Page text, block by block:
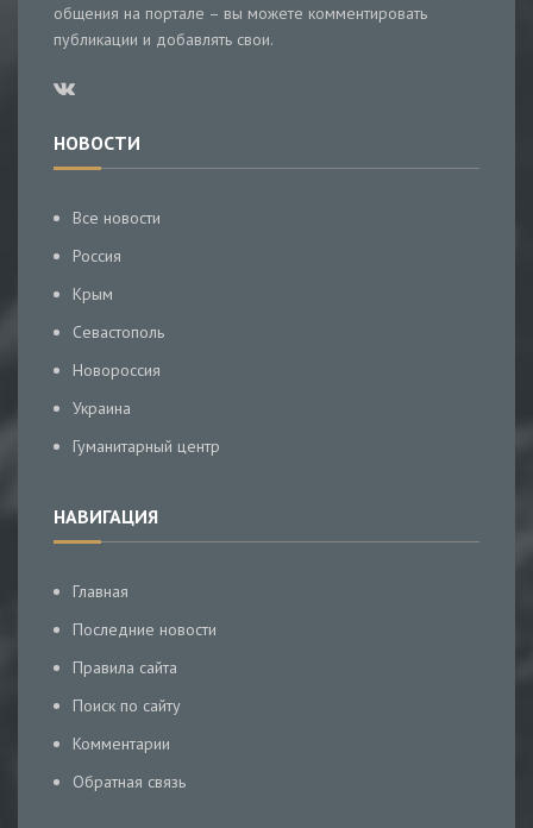
общения на портале – вы можете комментировать
публикации и добавлять свои.
НОВОСТИ
Все новости
Россия
Крым
Севастополь
Новороссия
Украина
Гуманитарный центр
НАВИГАЦИЯ
Главная
Последние новости
Правила сайта
Поиск по сайту
Комментарии
Обратная связь